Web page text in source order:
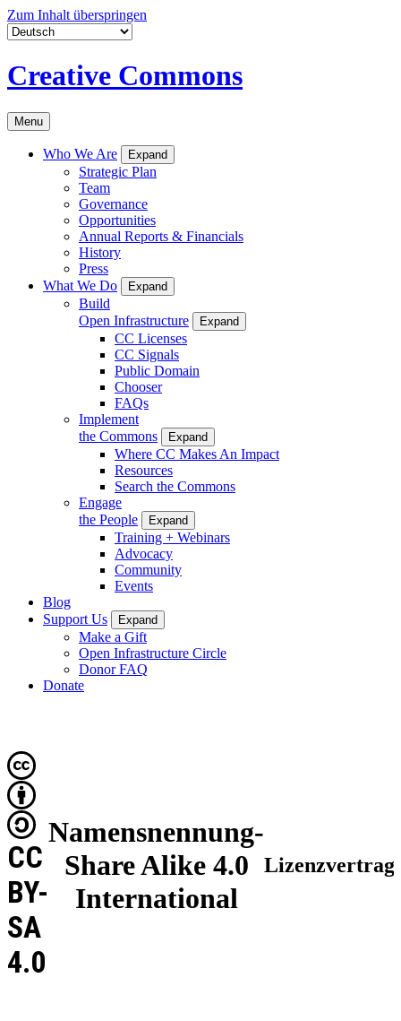
Zum Inhalt überspringen
Creative Commons
Menu
Who We Are Expand
Strategic Plan
Team
Governance
Opportunities
Annual Reports & Financials
History
Press
What We Do
Expand
Build
Open Infrastructure
Expand
CC Licenses
CC Signals
Public Domain
Chooser
FAQs
Implement
the Commons
Expand
Where CC Makes An Impact
Resources
Search the Commons
Engage
the People
Expand
Training + Webinars
Advocacy
Community
Events
Blog
Support Us
Expand
Make a Gift
Open Infrastructure Circle
Donor FAQ
Donate
Namensnennung-
Share Alike 4.0
International
CC
BY-
SA
4.0
Lizenzvertrag